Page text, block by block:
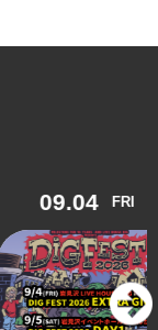
09.04 FRI